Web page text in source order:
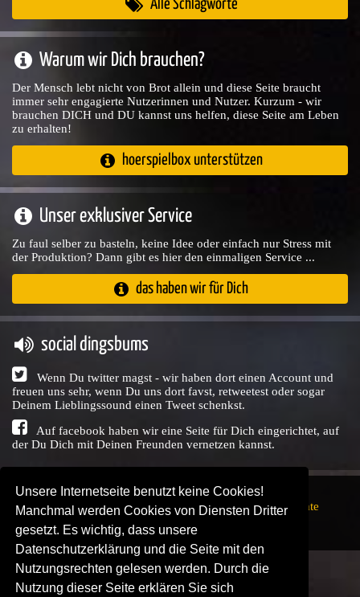
Unsere Internetseite benutzt keine Cookies!
Manchmal werden Cookies von Diensten Dritter
gesetzt. Es wichtig, dass unsere
Datenschutzerklärung und die Seite mit den
Nutzungsrechten gelesen werden. Durch die
Nutzung dieser Seite erklären Sie sich
Alle Schlagworte
Warum wir Dich brauchen?
Der Mensch lebt nicht von Brot allein und diese Seite braucht
immer sehr engagierte Nutzerinnen und Nutzer. Kurzum - wir
brauchen DICH und DU kannst uns helfen, diese Seite am Leben
zu erhalten!
hoerspielbox unterstützen
Unser exklusiver Service
Zu faul selber zu basteln, keine Idee oder einfach nur Stress mit
der Produktion? Dann gibt es hier den einmaligen Service ...
das haben wir für Dich
social dingsbums
Wenn Du twitter magst - wir haben dort einen Account und
freuen uns sehr, wenn Du uns dort favst, retweetest oder sogar
Deinem Lieblingssound einen Tweet schenkst.
Auf facebook haben wir eine Seite für Dich eingerichtet, auf
der Du Dich mit Deinen Freunden vernetzen kannst.
Copyright © Audio Union GbR, 1999 - 2026,Nutzungsrechte
SENDEPLATZ ↗